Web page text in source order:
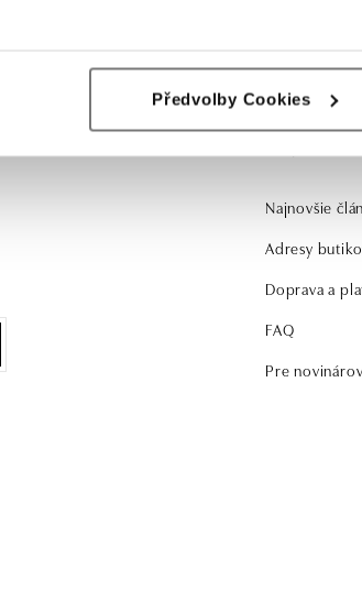
Předvolby Cookies
Najnovšie
Adresy
Doprava a
FAQ
Pre novinárov